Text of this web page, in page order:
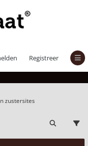
Registreer
zustersites